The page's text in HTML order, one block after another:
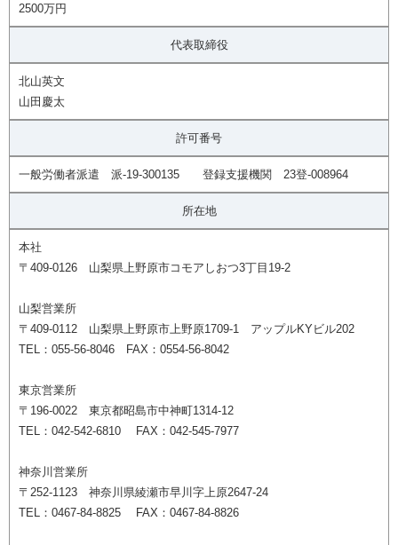
2500万円
代表取締役
北山英文
山田慶太
許可番号
一般労働者派遣 派-19-300135 登録支援機関 23登-008964
所在地
本社
〒409-0126 山梨県上野原市コモアしおつ3丁目19-2
山梨営業所
〒409-0112 山梨県上野原市上野原1709-1 アップルKYビル202
TEL：055-56-8046 FAX：0554-56-8042
東京営業所
〒196-0022 東京都昭島市中神町1314-12
TEL：042-542-6810 FAX：042-545-7977
神奈川営業所
〒252-1123 神奈川県綾瀬市早川字上原2647-24
TEL：0467-84-8825 FAX：0467-84-8826